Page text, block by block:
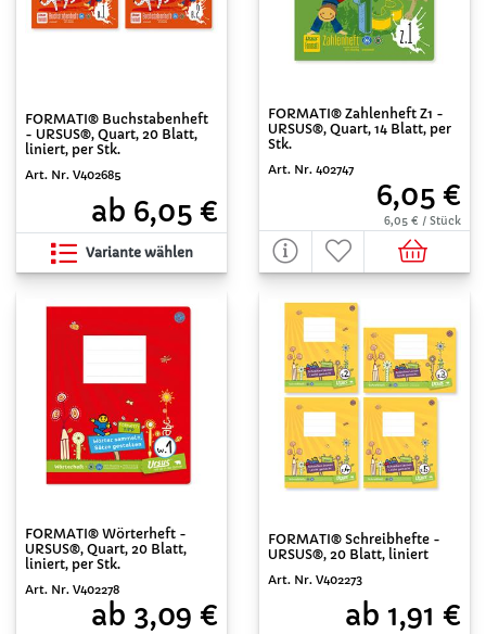
FORMATI® Buchstabenheft
- URSUS®, Quart, 20 Blatt,
liniert, per Stk.
Art. Nr. V402685
ab 6,05 €
Variante wählen
FORMATI® Zahlenheft Z1 -
URSUS®, Quart, 14 Blatt, per
Stk.
Art. Nr. 402747
6,05 €
6,05 € / Stück
FORMATI® Wörterheft -
URSUS®, Quart, 20 Blatt,
liniert, per Stk.
Art. Nr. V402278
ab 3,09 €
FORMATI® Schreibhefte -
URSUS®, 20 Blatt, liniert
Art. Nr. V402273
ab 1,91 €